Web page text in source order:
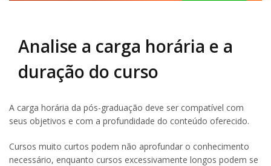
Analise a carga horária e a
duração do curso
A carga horária da pós-graduação deve ser compatível com
seus objetivos e com a profundidade do conteúdo oferecido.
Cursos muito curtos podem não aprofundar o conhecimento
necessário, enquanto cursos excessivamente longos podem se